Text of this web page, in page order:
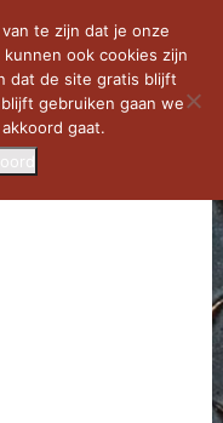
te zijn dat je onze
ook cookies zijn
dat de site gratis blijft
gebruiken gaan we
gaat.